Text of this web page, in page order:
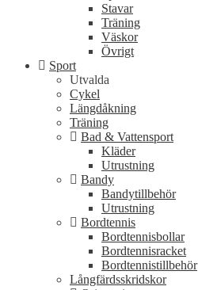
Stavar
Träning
Väskor
Övrigt
Sport
Utvalda
Cykel
Längdåkning
Träning
Bad & Vattensport
Kläder
Utrustning
Bandy
Bandytillbehör
Utrustning
Bordtennis
Bordtennisbollar
Bordtennisracket
Bordtennistillbehör
Långfärdsskridskor